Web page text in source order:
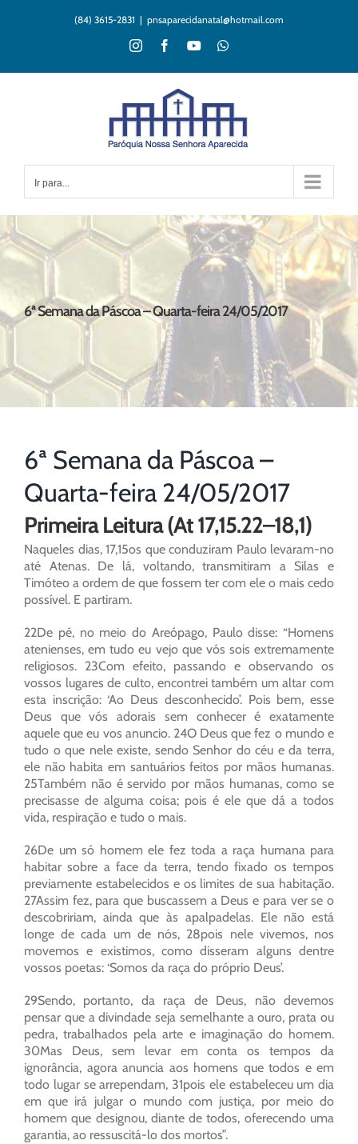
(84) 3615-2831 | pnsaparecidanatal@hotmail.com
InstagramFacebookYouTubeWhatsApp
Ir para...
6ª Semana da Páscoa – Quarta-feira 24/05/2017
6ª Semana da Páscoa –
Quarta-feira 24/05/2017
Primeira Leitura (At 17,15.22–18,1)
Naqueles dias, 17,15os que conduziram Paulo levaram-no
até Atenas. De lá, voltando, transmitiram a Silas e
Timóteo a ordem de que fossem ter com ele o mais cedo
possível. E partiram.
22De pé, no meio do Areópago, Paulo disse: “Homens
atenienses, em tudo eu vejo que vós sois extremamente
religiosos. 23Com efeito, passando e observando os
vossos lugares de culto, encontrei também um altar com
esta inscrição: ‘Ao Deus desconhecido’. Pois bem, esse
Deus que vós adorais sem conhecer é exatamente
aquele que eu vos anuncio. 24O Deus que fez o mundo e
tudo o que nele existe, sendo Senhor do céu e da terra,
ele não habita em santuários feitos por mãos humanas.
25Também não é servido por mãos humanas, como se
precisasse de alguma coisa; pois é ele que dá a todos
vida, respiração e tudo o mais.
26De um só homem ele fez toda a raça humana para
habitar sobre a face da terra, tendo fixado os tempos
previamente estabelecidos e os limites de sua habitação.
27Assim fez, para que buscassem a Deus e para ver se o
descobririam, ainda que às apalpadelas. Ele não está
longe de cada um de nós, 28pois nele vivemos, nos
movemos e existimos, como disseram alguns dentre
vossos poetas: ‘Somos da raça do próprio Deus’.
29Sendo, portanto, da raça de Deus, não devemos
pensar que a divindade seja semelhante a ouro, prata ou
pedra, trabalhados pela arte e imaginação do homem.
30Mas Deus, sem levar em conta os tempos da
ignorância, agora anuncia aos homens que todos e em
todo lugar se arrependam, 31pois ele estabeleceu um dia
em que irá julgar o mundo com justiça, por meio do
homem que designou, diante de todos, oferecendo uma
garantia, ao ressuscitá-lo dos mortos”.